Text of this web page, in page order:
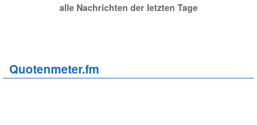
alle Nachrichten der letzten Tage
Quotenmeter.fm